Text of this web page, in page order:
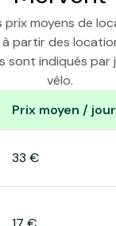
prix moyens de
partir des
sont indiqués
vélo.
Prix moyen / jour
33 €